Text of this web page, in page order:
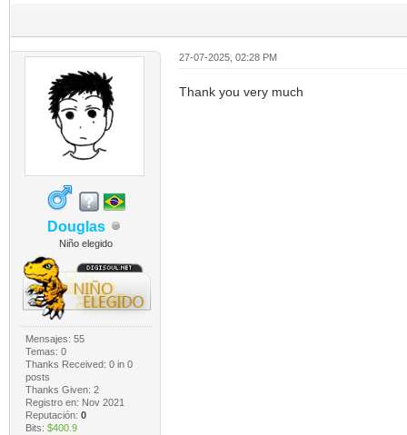
Douglas
Niño elegido
Mensajes: 55
Temas: 0
Thanks Received: 0in 0
posts
Thanks Given: 2
Registro en: Nov 2021
Reputación: 0
Bits: $400.9
27-07-2025, 02:28 PM
Thank you very much